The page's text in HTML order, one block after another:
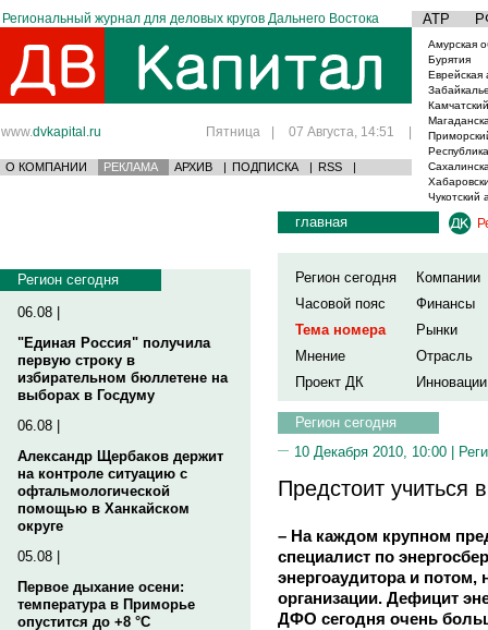
Региональный журнал для деловых кругов Дальнего Востока АТР
www.dvkapital.ru Пятница | 07 Августа, 14:51 |
О КОМПАНИИ РЕКЛАМА АРХИВ | ПОДПИСКА | RSS |
Амурская
Бурятия
Еврейская
Чукотский
Регион сегодня
06.08 |
"Единая Россия" получила
первую строку в
избирательном бюллетене на
выборах в Госдуму
06.08 |
Александр Щербаков держит
на контроле ситуацию с
офтальмологической
помощью в Ханкайском
округе
05.08 |
Первое дыхание осени:
температура в Приморье
опустится до +8 °C
главная
Регион сегодня
Компании
Часовой пояс
Финансы
Тема номера
Рынки
Мнение
Отрасль
Проект ДК
Инновации
Регион сегодня
10 Декабря 2010, 10:00 |
Предстоит учиться
– На каждом крупном
специалист по
энергоаудитора и
организации. Дефицит
ДФО сегодня очень